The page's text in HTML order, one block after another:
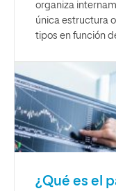
organiza
única estructura
tipos en función
¿Qué es el